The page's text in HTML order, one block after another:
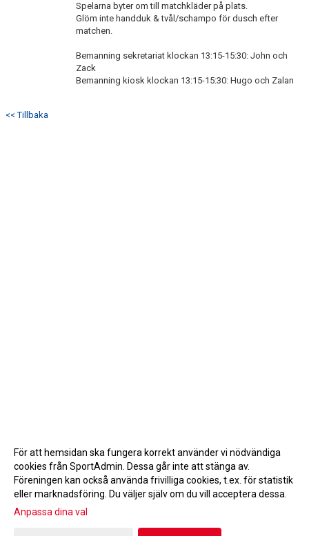
Spelarna byter om till matchkläder på plats.
Glöm inte handduk & tvål/schampo för dusch efter
matchen.
Bemanning sekretariat klockan 13:15-15:30: John och
Zack
Bemanning kiosk klockan 13:15-15:30: Hugo och Zalan
<< Tillbaka
Gå till Webbversion
För att hemsidan ska fungera korrekt använder vi nödvändiga
cookies från SportAdmin. Dessa går inte att stänga av.
Föreningen kan också använda frivilliga cookies, t.ex. för statistik
eller marknadsföring. Du väljer själv om du vill acceptera dessa.
Anpassa dina val